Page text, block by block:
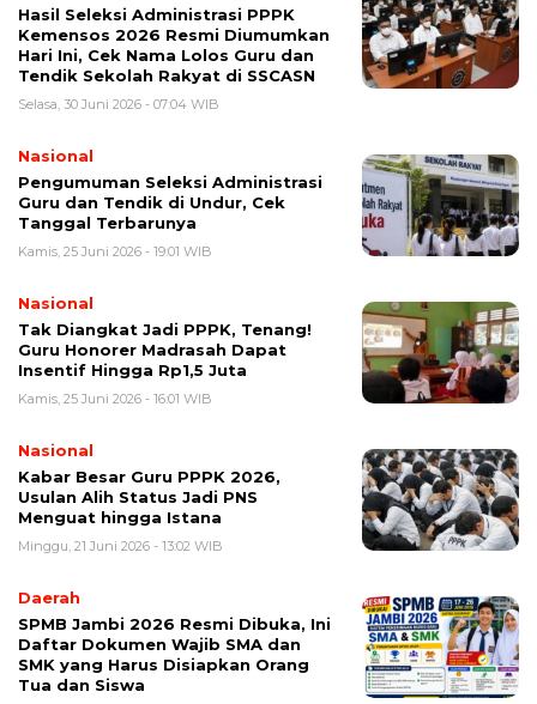
Hasil Seleksi Administrasi PPPK
Kemensos 2026 Resmi Diumumkan
Hari Ini, Cek Nama Lolos Guru dan
Tendik Sekolah Rakyat di SSCASN
Selasa, 30 Juni 2026 - 07:04 WIB
Nasional
Pengumuman Seleksi Administrasi
Guru dan Tendik di Undur, Cek
Tanggal Terbarunya
Kamis, 25 Juni 2026 - 19:01 WIB
Nasional
Tak Diangkat Jadi PPPK, Tenang!
Guru Honorer Madrasah Dapat
Insentif Hingga Rp1,5 Juta
Kamis, 25 Juni 2026 - 16:01 WIB
Nasional
Kabar Besar Guru PPPK 2026,
Usulan Alih Status Jadi PNS
Menguat hingga Istana
Minggu, 21 Juni 2026 - 13:02 WIB
Daerah
SPMB Jambi 2026 Resmi Dibuka, Ini
Daftar Dokumen Wajib SMA dan
SMK yang Harus Disiapkan Orang
Tua dan Siswa